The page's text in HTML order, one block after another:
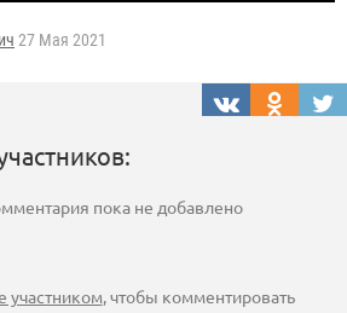
27 Мая 2021
пока не добавлено
участником, чтобы комментировать